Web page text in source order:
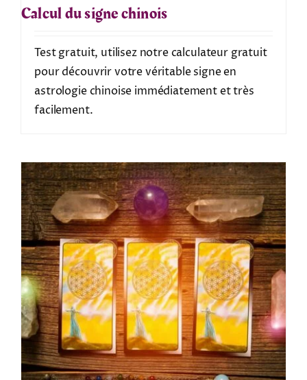
Calcul du signe chinois
Test gratuit, utilisez notre calculateur gratuit
pour découvrir votre véritable signe en
astrologie chinoise immédiatement et très
facilement.